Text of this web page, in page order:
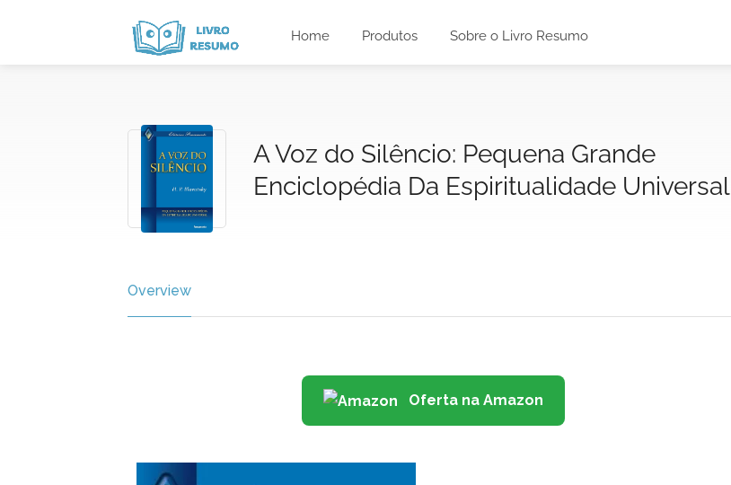
Home Produtos Sobre o Livro Resumo
A Voz do Silêncio: Pequena Grande
Enciclopédia Da Espiritualidade Universal
Overview
Oferta na Amazon